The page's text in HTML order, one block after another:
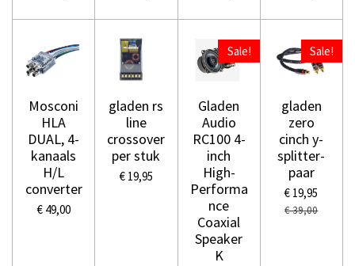
Mosconi
HLA
DUAL, 4-
kanaals
H/L
converter
€ 49,00
gladen rs
line
crossover
per stuk
€ 19,95
Sale!
Gladen
Audio
RC100 4-
inch
High-
Performa
nce
Coaxial
Speaker
K
Sale!
gladen
zero
cinch y-
splitter-
paar
€ 19,95
€ 39,00